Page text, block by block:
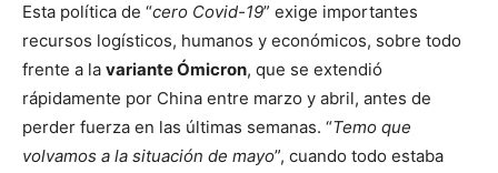
Esta política de “cero Covid-19” exige importantes
recursos logísticos, humanos y económicos, sobre todo
frente a la variante Ómicron, que se extendió
rápidamente por China entre marzo y abril, antes de
perder fuerza en las últimas semanas. “Temo que
volvamos a la situación de mayo”, cuando todo estaba